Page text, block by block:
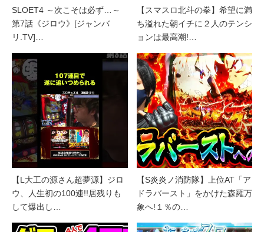
SLOET4 ～次こそは必ず…～
第7話《ジロウ》[ジャンバ
リ.TV]…
【スマスロ北斗の拳】希望に満
ち溢れた朝イチに２人のテンシ
ョンは最高潮!…
【L大工の源さん超夢源】ジロ
ウ、人生初の100連!!居残りも
して爆出し…
【S炎炎ノ消防隊】上位AT「ア
ドラバースト」をかけた森羅万
象へ!１％の…